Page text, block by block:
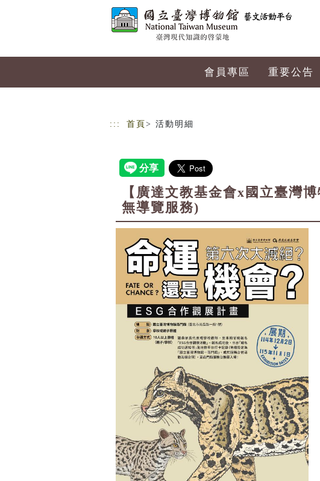
會員專區 重要公告
::: 首頁 > 活動明細
【廣達文教基金會x國立臺灣
無導覽服務)